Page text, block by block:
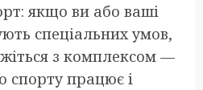
якщо ви або ваші
спеціальних умов,
з комплексом —
спорту працює і